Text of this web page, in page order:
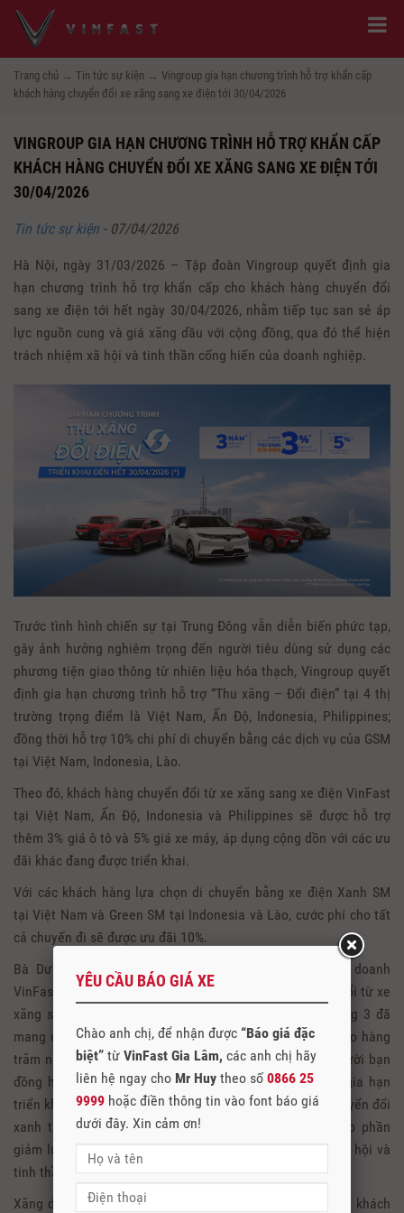
Trang chủ → Tin tức sự kiện → Vingroup gia hạn chương trình hỗ trợ khẩn cấp
khách hàng chuyển đổi xe xăng sang xe điện tới 30/04/2026
VINGROUP GIA HẠN CHƯƠNG TRÌNH HỖ TRỢ KHẨN CẤP
KHÁCH HÀNG CHUYỂN ĐỔI XE XĂNG SANG XE ĐIỆN TỚI
30/04/2026
Tin tức sự kiện - 07/04/2026
Hà Nội, ngày 31/03/2026 – Tập đoàn Vingroup quyết định gia
hạn chương trình hỗ trợ khẩn cấp cho khách hàng chuyển đổi
sang xe điện tới hết ngày 30/04/2026, nhằm tiếp tục san sẻ áp
lực nguồn cung và giá xăng dầu với cộng đồng, qua đó thể hiện
trách nhiệm xã hội và tinh thần cống hiến của doanh nghiệp.
Trước tình hình chiến sự tại Trung Đông vẫn diễn biến phức tạp,
gây ảnh hưởng nghiêm trọng đến người tiêu dùng sử dụng các
phương tiện giao thông từ nhiên liệu hóa thạch, Vingroup quyết
định gia hạn chương trình hỗ trợ “Thu xăng – Đổi điện” tại 4 thị
trường trọng điểm là Việt Nam, Ấn Độ, Indonesia, Philippines;
đồng thời hỗ trợ 10% chi phí di chuyển bằng các dịch vụ của GSM
tại Việt Nam, Indonesia, Lào.
Theo đó, khách hàng chuyển đổi từ xe xăng sang xe điện VinFast
tại Việt Nam, Ấn Độ, Indonesia và Philippines sẽ được hỗ trợ
thêm 3% giá ô tô và 5% giá xe máy, áp dụng cộng dồn với các ưu
đãi khác đang được triển khai.
Với các khách hàng lựa chọn di chuyển bằng xe điện Xanh SM
tại Việt Nam và Green SM tại Indonesia và Lào, cước phí cho tất
cả chuyến đi sẽ được ưu đãi 10%.
Bà Dương Thị Thu Trang – Phó Tổng giám đốc Kinh doanh
VinFast toàn cầu cho biết: “Chương trình hỗ trợ chuyển đổi từ xe
xăng sang xe điện được triển khai khẩn cấp trong tháng 3 đã
mang đến giải pháp kịp thời và tạo động lực mạnh mẽ cho hàng
trăm nghìn khách hàng lựa chọn xe điện VinFast làm người bạn
đồng hành trong những hành trình xanh sắp tới. Việc gia hạn
triển khai chương trình sẽ không chỉ mang đến cơ hội chuyển đổi
xanh thêm cho nhiều khách hàng, mà còn trực tiếp góp phần
giảm lượng tiêu thụ xăng dầu, khẳng định trách nhiệm xã hội và
tinh thần cống hiến của Vingroup với cộng đồng”.
Xăng dầu tăng giá cộng với chính sách ưu đãi siêu tốt vì khách
YÊU CẦU BÁO GIÁ XE
Chào anh chị, để nhận được “Báo giá đặc
biệt” từ VinFast Gia Lâm, các anh chị hãy
liên hệ ngay cho Mr Huy theo số 0866 25
9999 hoặc điền thông tin vào font báo giá
dưới đây. Xin cảm ơn!